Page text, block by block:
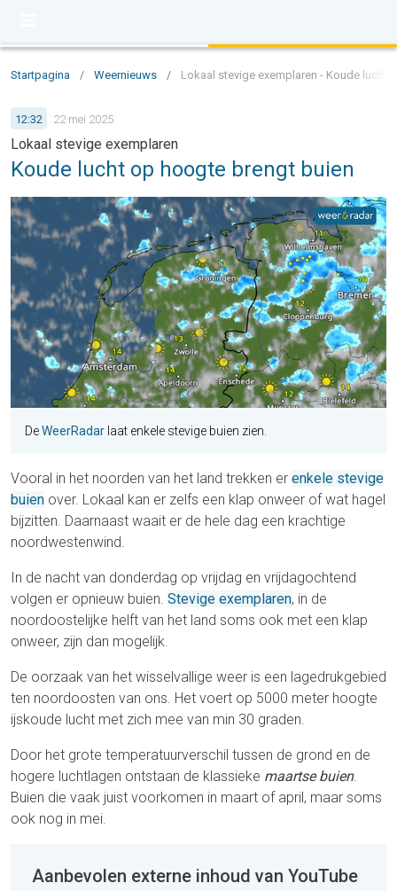
Startpagina / Weernieuws / Lokaal stevige exemplaren - Koude lucht
12:32 22 mei 2025
Lokaal stevige exemplaren
Koude lucht op hoogte brengt buien
DeWeerRadar laat enkele stevige buien zien.
Vooral in het noorden van het land trekken er enkele stevige
buien over. Lokaal kan er zelfs een klap onweer of wat hagel
bijzitten. Daarnaast waait er de hele dag een krachtige
noordwestenwind.
In de nacht van donderdag op vrijdag en vrijdagochtend
volgen er opnieuw buien. Stevige exemplaren, in de
noordoostelijke helft van het land soms ook met een klap
onweer, zijn dan mogelijk.
De oorzaak van het wisselvallige weer is een lagedrukgebied
ten noordoosten van ons. Het voert op 5000 meter hoogte
ijskoude lucht met zich mee van min 30 graden.
Door het grote temperatuurverschil tussen de grond en de
hogere luchtlagen ontstaan de klassieke maartse buien.
Buien die vaak juist voorkomen in maart of april, maar soms
ook nog in mei.
Aanbevolen externe inhoud van YouTube